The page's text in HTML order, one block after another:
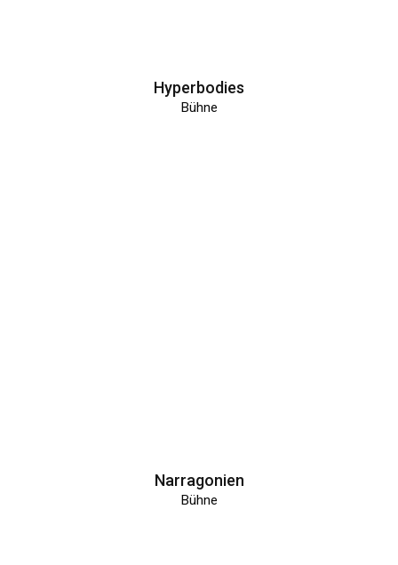
Hyperbodies
Bühne
Narragonien
Bühne